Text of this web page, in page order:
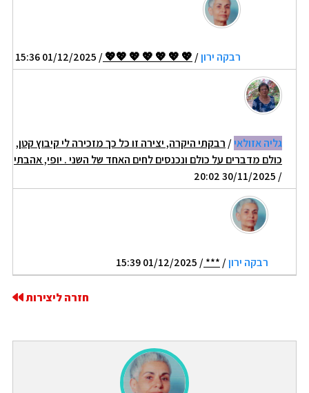
רבקה ירון/
💖 💖 💖 💖 💖 💖💖
/ 01/12/2025 15:36
גליה אזולאי/ רבקתי היקרה, יצירה זו כל כך מזכירה לי קיבוץ קטן,
כולם מדברים על כולם ונכנסים לחים האחד של השני . יופי, אהבתי
/ 30/11/2025 20:02
רבקה ירון/
***
/ 01/12/2025 15:39
חזרה ליצירות